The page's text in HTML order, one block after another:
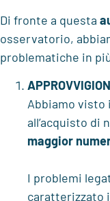
Di fronte a questa
osservatorio,
problematiche in
Abbiamo
all’acquisto di
maggior
I problemi
caratterizzato